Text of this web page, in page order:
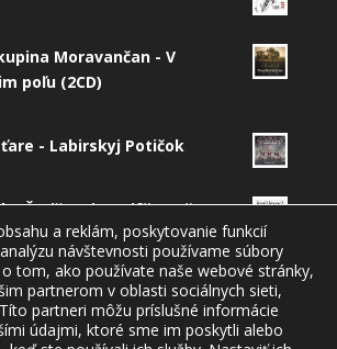
Moravančan - V
poľu (2CD)
- Labirskyj Potičok
Šarišanci - Dzifče počarovne
a reklám, poskytovanie funkcií
návštevnosti používame súbory
tom, ako používate naše webové stránky,
partnerom v oblasti sociálnych sieti,
partneri môžu príslušné informácie
údajmi, ktoré sme im poskytli alebo